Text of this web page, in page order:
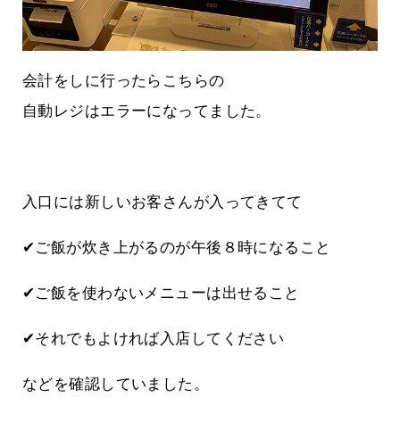
会計をしに行ったらこちらの
自動レジはエラーになってました。
入口には新しいお客さんが入ってきてて
✔ご飯が炊き上がるのが午後８時になること
✔ご飯を使わないメニューは出せること
✔それでもよければ入店してください
などを確認していました。